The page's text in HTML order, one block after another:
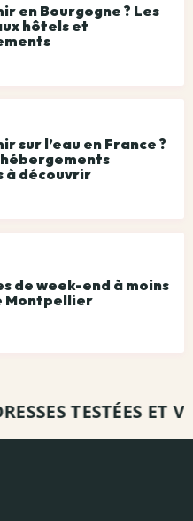
en Bourgogne ? Les
hôtels et
sur l’eau en France ?
hébergements
à découvrir
de week-end à moins
Montpellier
TESTÉES ET